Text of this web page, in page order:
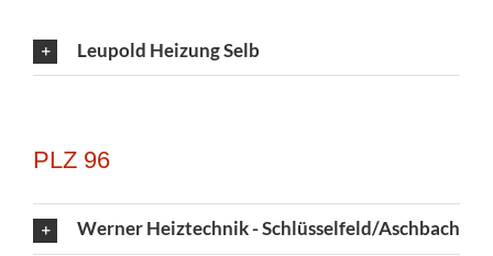
Leupold Heizung Selb
PLZ 96
Werner Heiztechnik - Schlüsselfeld/Aschbach